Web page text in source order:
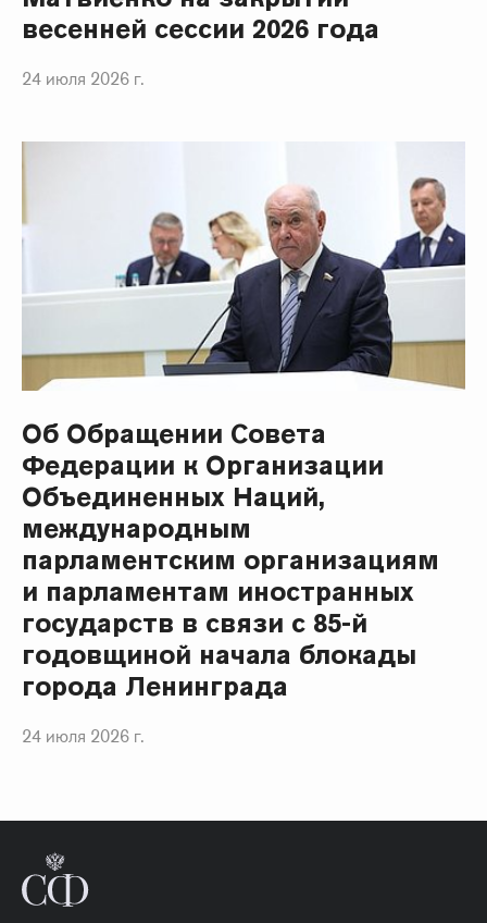
весенней сессии 2026 года
24 июля 2026 г.
Об Обращении Совета
Федерации к Организации
Объединенных Наций,
международным
парламентским организациям
и парламентам иностранных
государств в связи с 85-й
годовщиной начала блокады
города Ленинграда
24 июля 2026 г.